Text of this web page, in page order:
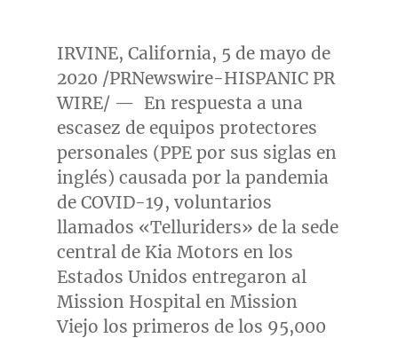
IRVINE, California, 5 de mayo de
2020 /PRNewswire-HISPANIC PR
WIRE/ — En respuesta a una
escasez de equipos protectores
personales (PPE por sus siglas en
inglés) causada por la pandemia
de COVID-19, voluntarios
llamados «Telluriders» de la sede
central de Kia Motors en los
Estados Unidos entregaron al
Mission Hospital en Mission
Viejo los primeros de los 95,000